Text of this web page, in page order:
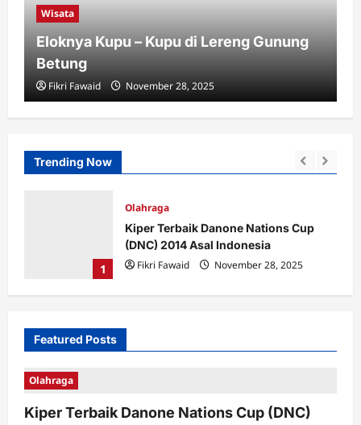
Wisata
Eloknya Kupu – Kupu di Lereng Gunung
Betung
Fikri Fawaid November 28, 2025
Trending Now
1
Olahraga
Kiper Terbaik Danone Nations Cup
(DNC) 2014 Asal Indonesia
Fikri Fawaid
November 28, 2025
Featured Posts
Olahraga
Kiper Terbaik Danone Nations Cup (DNC)